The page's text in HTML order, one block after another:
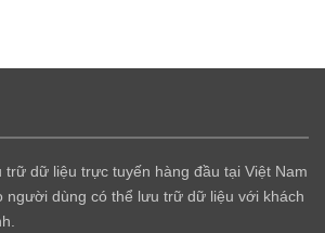
trữ dữ liệu trực tuyến hàng đầu tại Việt Nam
người dùng có thể lưu trữ dữ liệu với khách